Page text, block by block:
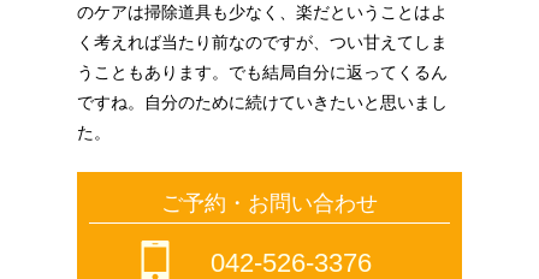
のケアは掃除道具も少なく、楽だということはよ
く考えれば当たり前なのですが、つい甘えてしま
うこともあります。でも結局自分に返ってくるん
ですね。自分のために続けていきたいと思いまし
た。
ご予約・お問い合わせ
042-526-3376